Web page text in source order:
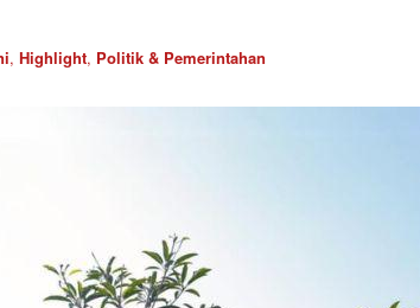
, Highlight, Politik & Pemerintahan